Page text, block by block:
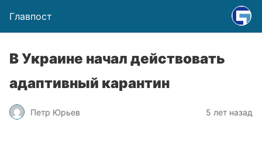
Главпост
В Украине начал действовать
адаптивный карантин
Петр Юрьев 5 лет назад